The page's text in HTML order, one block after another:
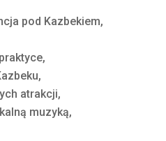
pod Kazbekiem,
atrakcji,
muzyką,